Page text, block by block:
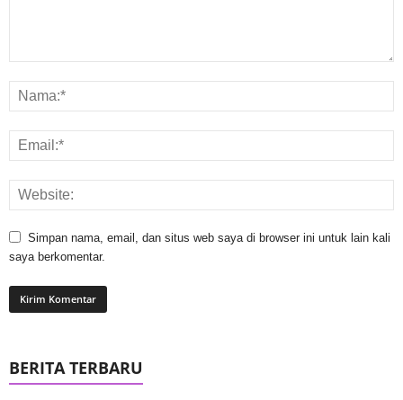
Simpan nama, email, dan situs web saya di browser ini untuk lain kali
saya berkomentar.
BERITA TERBARU